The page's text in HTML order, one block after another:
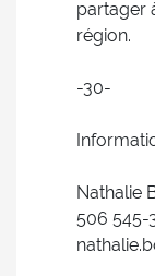
partager
région.
-30-
Nathalie
506 545-